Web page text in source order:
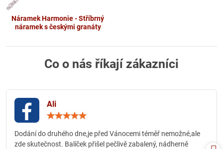
Náramek Harmonie - Stříbrný
náramek s českými granáty
Co o nás říkají zákazníci
Ali
5
Dodání do druhého dne,je před Vánocemi téměř nemožné,ale
zde skutečnost. Balíček přišel pečlivě zabalený, nádherně